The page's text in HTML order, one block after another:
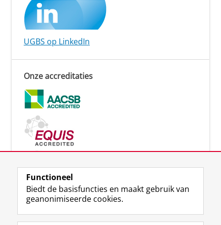
UGBS op LinkedIn
Onze accreditaties
Lees meer
Functioneel
Biedt de basisfuncties en maakt gebruik van
geanonimiseerde cookies.